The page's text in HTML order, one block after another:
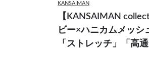
KANSAIMAN
【KANSAIMAN
ビー×ハニカムメッシ
「ストレッチ」「高通